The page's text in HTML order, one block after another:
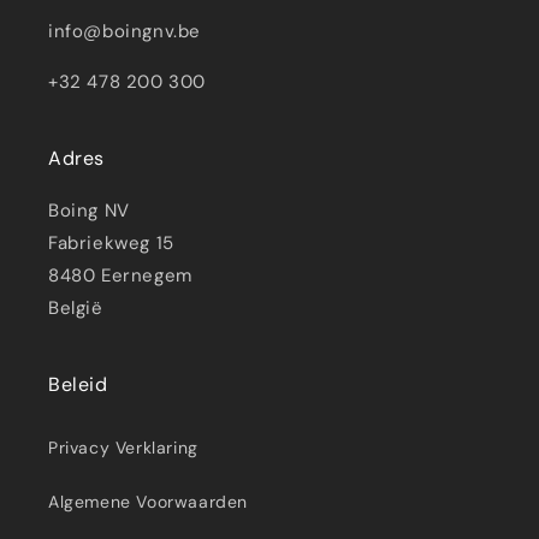
info@boingnv.be
+32 478 200 300
Adres
Boing NV
Fabriekweg 15
8480 Eernegem
België
Beleid
Privacy Verklaring
Algemene Voorwaarden